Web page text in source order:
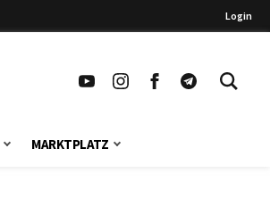
Login
MARKTPLATZ